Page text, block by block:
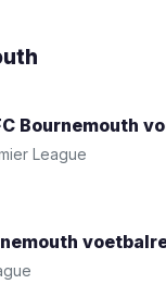
Bournemouth
League